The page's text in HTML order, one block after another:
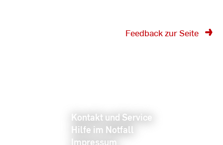
Feedback zur Seite
Kontakt und Service
Hilfe im Notfall
Impressum